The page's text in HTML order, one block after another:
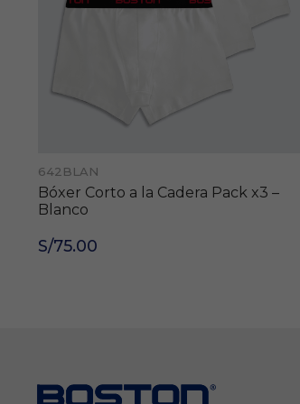
642BLAN
Bóxer Corto a la Cadera Pack x3 –
Blanco
S/75.00